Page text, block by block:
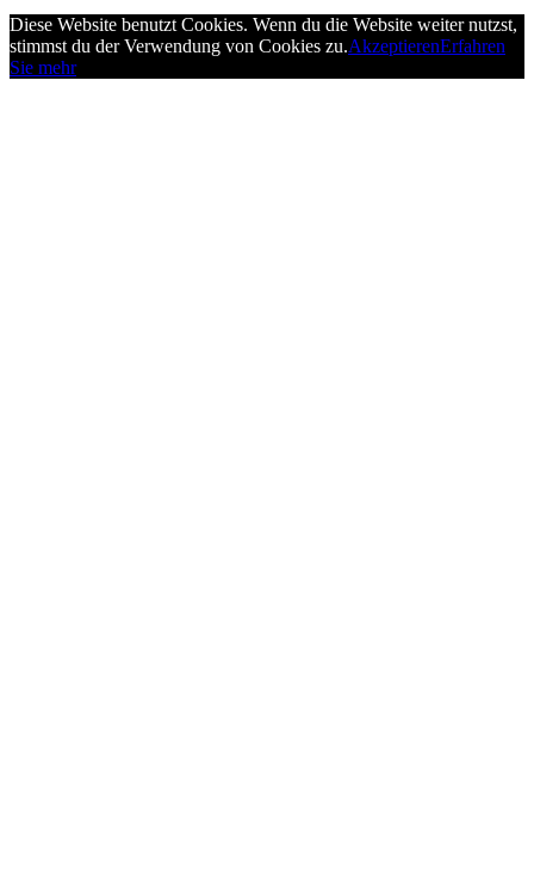
Diese Website benutzt Cookies. Wenn du die Website weiter nutzst,
stimmst du der Verwendung von Cookies zu.AkzeptierenErfahren
Sie mehr